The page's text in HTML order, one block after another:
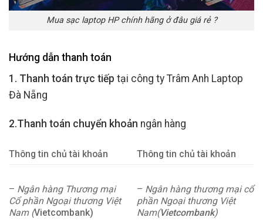
Mua sạc laptop HP chính hãng ở đâu giá rẻ ?
Hướng dẫn thanh toán
1. Thanh toán trực tiếp tại công ty Trâm Anh Laptop
Đà Nẵng
2.Thanh toán chuyển khoản ngân hàng
Thông tin chủ tài khoản Thông tin chủ tài khoản
– Ngân hàng Thương mại
Cổ phần Ngoại thương Việt
Nam (Vietcombank)
– Ngân hàng thương mại cổ
phần Ngoại thương Việt
Nam(Vietcombank)